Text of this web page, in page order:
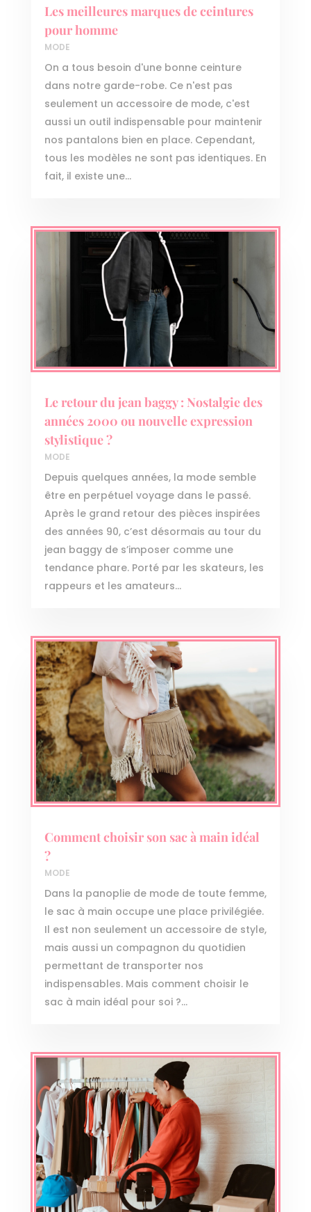
Les meilleures marques de ceintures
pour homme
MODE
On a tous besoin d'une bonne ceinture
dans notre garde-robe. Ce n'est pas
seulement un accessoire de mode, c'est
aussi un outil indispensable pour maintenir
nos pantalons bien en place. Cependant,
tous les modèles ne sont pas identiques. En
fait, il existe une...
Le retour du jean baggy : Nostalgie des
années 2000 ou nouvelle expression
stylistique ?
MODE
Depuis quelques années, la mode semble
être en perpétuel voyage dans le passé.
Après le grand retour des pièces inspirées
des années 90, c’est désormais au tour du
jean baggy de s’imposer comme une
tendance phare. Porté par les skateurs, les
rappeurs et les amateurs...
Comment choisir son sac à main idéal
?
MODE
Dans la panoplie de mode de toute femme,
le sac à main occupe une place privilégiée.
Il est non seulement un accessoire de style,
mais aussi un compagnon du quotidien
permettant de transporter nos
indispensables. Mais comment choisir le
sac à main idéal pour soi ?...